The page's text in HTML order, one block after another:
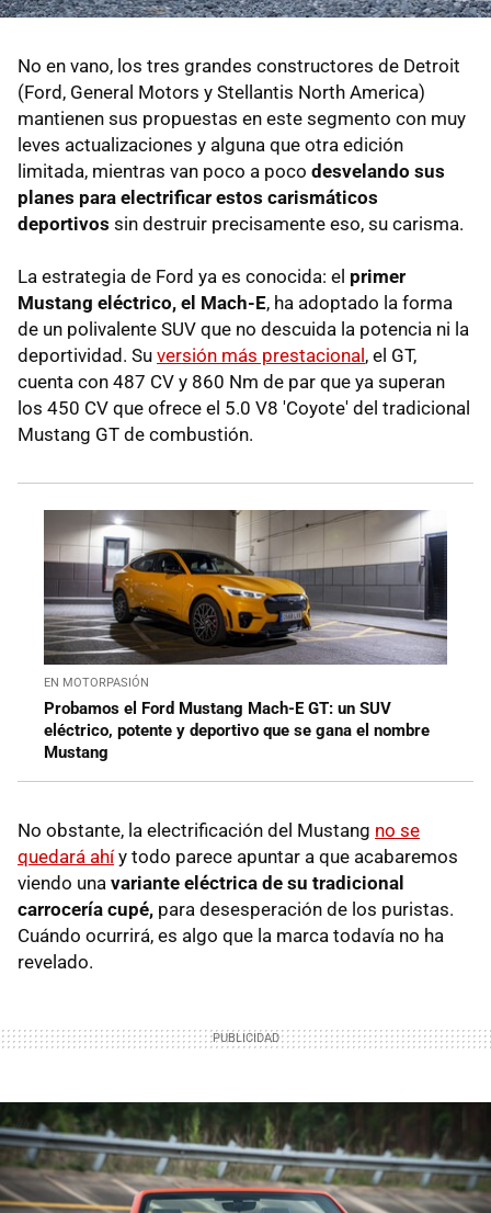
No en vano, los tres grandes constructores de Detroit
(Ford, General Motors y Stellantis North America)
mantienen sus propuestas en este segmento con muy
leves actualizaciones y alguna que otra edición
limitada, mientras van poco a poco desvelando sus
planes para electrificar estos carismáticos
deportivos sin destruir precisamente eso, su carisma.
La estrategia de Ford ya es conocida: el primer
Mustang eléctrico, el Mach-E, ha adoptado la forma
de un polivalente SUV que no descuida la potencia ni la
deportividad. Su versión más prestacional , el GT,
cuenta con 487 CV y 860 Nm de par que ya superan
los 450 CV que ofrece el 5.0 V8 'Coyote' del tradicional
Mustang GT de combustión.
EN MOTORPASIÓN
Probamos el Ford Mustang Mach-E GT: un SUV
eléctrico, potente y deportivo que se gana el nombre
Mustang
No obstante, la electrificación del Mustang no se
quedará ahíy todo parece apuntar a que acabaremos
viendo una variante eléctrica de su tradicional
carrocería cupé, para desesperación de los puristas.
Cuándo ocurrirá, es algo que la marca todavía no ha
revelado.